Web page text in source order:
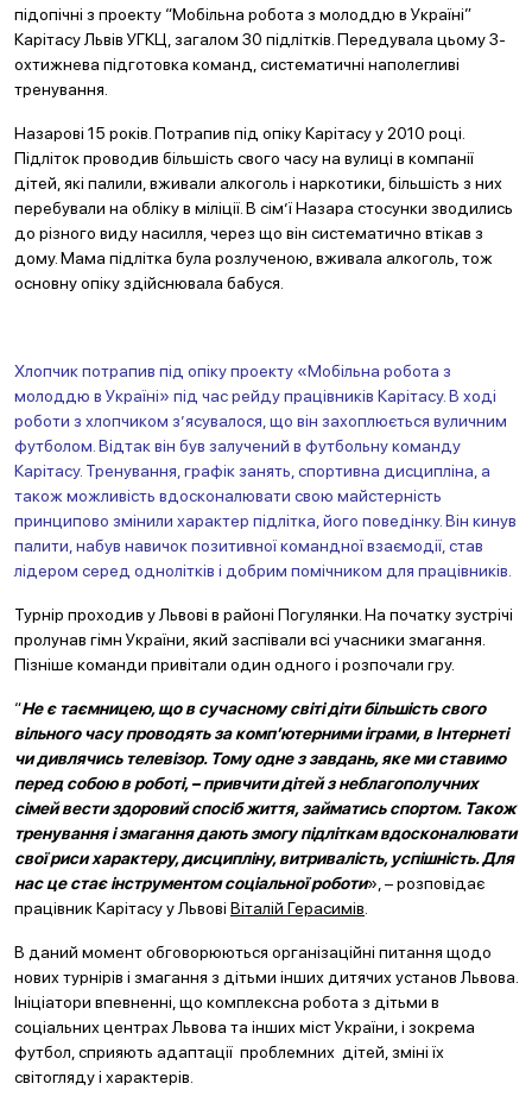
підопічні з проекту “Мобільна робота з молоддю в Україні”
Карітасу Львів УГКЦ, загалом 30 підлітків. Передувала цьому 3-
охтижнева підготовка команд, систематичні наполегливі
тренування.
Назарові 15 років. Потрапив під опіку Карітасу у 2010 році.
Підліток проводив більшість свого часу на вулиці в компанії
дітей, які палили, вживали алкоголь і наркотики, більшість з них
перебували на обліку в міліції. В сім’ї Назара стосунки зводились
до різного виду насилля, через що він систематично втікав з
дому. Мама підлітка була розлученою, вживала алкоголь, тож
основну опіку здійснювала бабуся.
Хлопчик потрапив під опіку проекту «Мобільна робота з
молоддю в Україні» під час рейду працівників Карітасу. В ході
роботи з хлопчиком з’ясувалося, що він захоплюється вуличним
футболом. Відтак він був залучений в футбольну команду
Карітасу. Тренування, графік занять, спортивна дисципліна, а
також можливість вдосконалювати свою майстерність
принципово змінили характер підлітка, його поведінку. Він кинув
палити, набув навичок позитивної командної взаємодії, став
лідером серед однолітків і добрим помічником для працівників.
Турнір проходив у Львові в районі Погулянки. На початку зустрічі
пролунав гімн України, який заспівали всі учасники змагання.
Пізніше команди привітали один одного і розпочали гру.
“Не є таємницею, що в сучасному світі діти більшість свого
вільного часу проводять за комп’ютерними іграми, в Інтернеті
чи дивлячись телевізор. Тому одне з завдань, яке ми ставимо
перед собою в роботі, – привчити дітей з неблагополучних
сімей вести здоровий спосіб життя, займатись спортом. Також
тренування і змагання дають змогу підліткам вдосконалювати
свої риси характеру, дисципліну, витривалість, успішність. Для
нас це стає інструментом соціальної роботи», – розповідає
працівник Карітасу у Львові Віталій Герасимів
В даний момент обговорюються організаційні питання щодо
нових турнірів і змагання з дітьми інших дитячих установ Львова.
Ініціатори впевненні, що комплексна робота з дітьми в
соціальних центрах Львова та інших міст України, і зокрема
футбол, сприяють адаптації проблемних дітей, зміні їх
світогляду і характерів.